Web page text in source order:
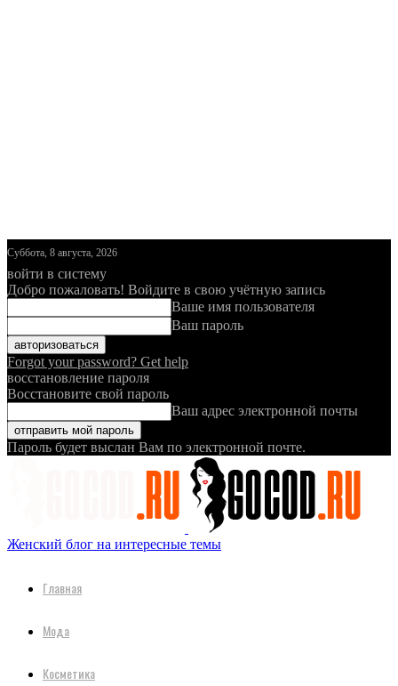
Суббота, 8 августа, 2026
войти в систему
Добро пожаловать! Войдите в свою учётную запись
Ваше имя пользователя
Ваш пароль
Forgot your password? Get help
восстановление пароля
Восстановите свой пароль
Ваш адрес электронной почты
Пароль будет выслан Вам по электронной почте.
Женский блог на интересные темы
Главная
Мода
Косметика